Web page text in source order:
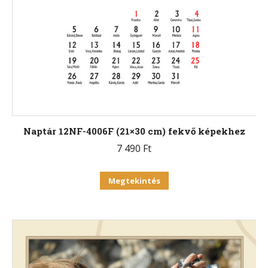
Naptár 12NF-4006F (21×30 cm) fekvő képekhez
7 490 Ft
Megtekintés
variációja
van.